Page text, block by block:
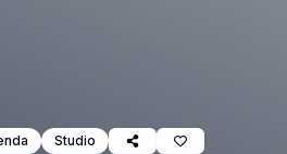
Studio